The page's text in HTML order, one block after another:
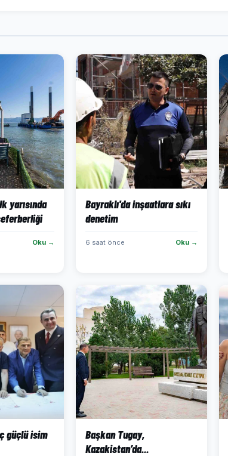
yarısında
Oku →
Bayraklı'da inşaatlara sıkı
denetim
6 saat önce Oku →
güçlü isim
Başkan Tugay,
Kazakistan’da...